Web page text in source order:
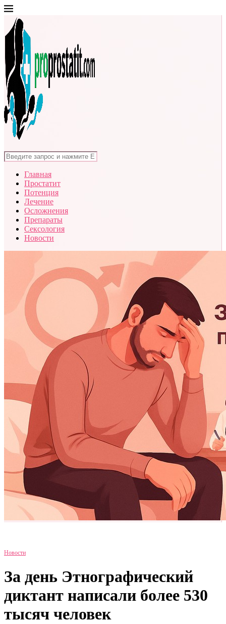
Главная
Простатит
Потенция
Лечение
Осложнения
Препараты
Сексология
Новости
Новости
За день Этнографический
диктант написали более 530
тысяч человек